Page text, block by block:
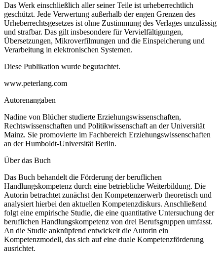
Das Werk einschließlich aller seiner Teile ist urheberrechtlich
geschützt. Jede Verwertung außerhalb der engen Grenzen des
Urheberrechtsgesetzes ist ohne Zustimmung des Verlages unzulässig
und strafbar. Das gilt insbesondere für Vervielfältigungen,
Übersetzungen, Mikroverfilmungen und die Einspeicherung und
Verarbeitung in elektronischen Systemen.
Diese Publikation wurde begutachtet.
www.peterlang.com
Autorenangaben
Nadine von Blücher studierte Erziehungswissenschaften,
Rechtswissenschaften und Politikwissenschaft an der Universität
Mainz. Sie promovierte im Fachbereich Erziehungswissenschaften
an der Humboldt-Universität Berlin.
Über das Buch
Das Buch behandelt die Förderung der beruflichen
Handlungskompetenz durch eine betriebliche Weiterbildung. Die
Autorin betrachtet zunächst den Kompetenzerwerb theoretisch und
analysiert hierbei den aktuellen Kompetenzdiskurs. Anschließend
folgt eine empirische Studie, die eine quantitative Untersuchung der
beruflichen Handlungskompetenz von drei Berufsgruppen umfasst.
An die Studie anknüpfend entwickelt die Autorin ein
Kompetenzmodell, das sich auf eine duale Kompetenzförderung
ausrichtet.